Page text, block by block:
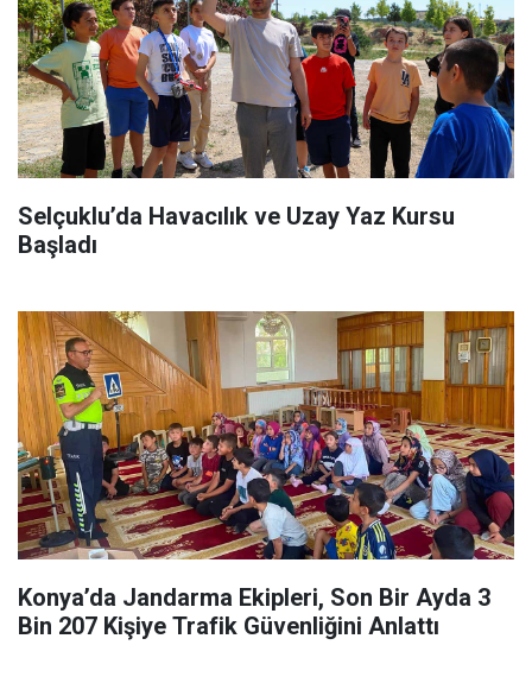
Selçuklu’da Havacılık ve Uzay Yaz Kursu
Başladı
Konya’da Jandarma Ekipleri, Son Bir Ayda 3
Bin 207 Kişiye Trafik Güvenliğini Anlattı